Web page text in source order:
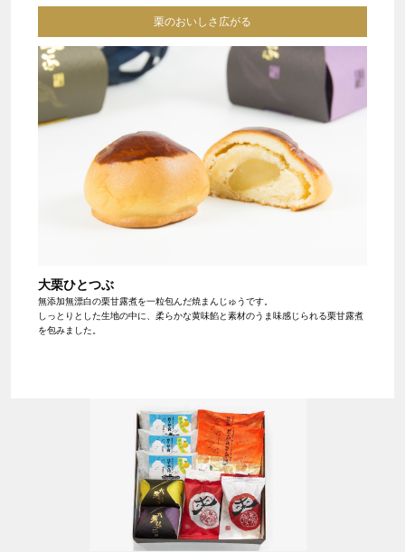
栗のおいしさ広がる
大栗ひとつぶ
無添加無漂白の栗甘露煮を一粒包んだ焼まんじゅうです。
しっとりとした生地の中に、柔らかな黄味餡と素材のうま味感じられる栗甘露煮
を包みました。